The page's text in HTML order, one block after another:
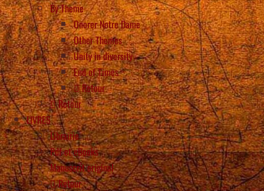
By Theme
Onorer Notre Dame
Other Themes
Unity in diversity
End of Times
Retour
Retour
LIVRES
Librairie
Pdf et eBooks
Manuscrit original
Retour